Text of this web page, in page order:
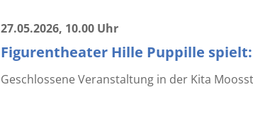
27.05.2026, 10.00 Uhr
Figurentheater Hille Puppille
Geschlossene Veranstaltung in der Kita